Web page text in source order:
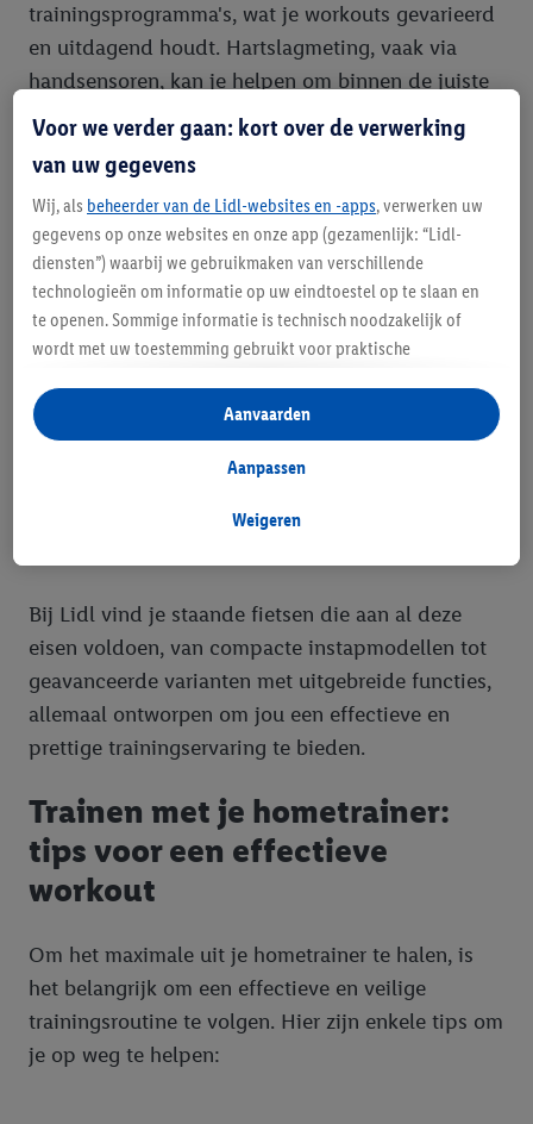
trainingsprogramma's, wat je workouts gevarieerd
en uitdagend houdt. Hartslagmeting, vaak via
handsensoren, kan je helpen om binnen de juiste
trainingszones te blijven.
Stabiliteit en bouwkwaliteit: Een stevige
constructie zorgt voor stabiliteit en veiligheid
tijdens het trainen, vooral bij hogere snelheden of
weerstand. Let op het maximale gebruikersgewicht
van de hometrainer om er zeker van te zijn dat
deze geschikt is voor jouw lichaamsgewicht.
Compactheid en opbergmogelijkheden: Als je
beperkte ruimte hebt, overweeg dan een
opvouwbare hometrainer. Deze zijn gemakkelijk
op te bergen na je training en nemen minder
Bij Lidl vind je staande fietsen die aan al deze
eisen voldoen, van compacte instapmodellen tot
geavanceerde varianten met uitgebreide functies,
allemaal ontworpen om jou een effectieve en
prettige trainingservaring te bieden.
Trainen met je hometrainer:
tips voor een effectieve
workout
Om het maximale uit je hometrainer te halen, is
het belangrijk om een effectieve en veilige
trainingsroutine te volgen. Hier zijn enkele tips om
je op weg te helpen:
Voor we verder gaan: kort over de verwerking
van uw gegevens
Wij, als beheerder van de Lidl-websites en -apps, verwerken uw
gegevens op onze websites en onze app (gezamenlijk: “Lidl-
diensten”) waarbij we gebruikmaken van verschillende
technologieën om informatie op uw eindtoestel op te slaan en
te openen. Sommige informatie is technisch noodzakelijk of
wordt met uw toestemming gebruikt voor praktische
reclame binnen en buiten de Lidl-diensten aan te bieden. Als u
deelneemt aan het Lidl Plus-programma, worden voor deze
doeleinden eveneens gegevens over uw koopgedrag in de
Als u hier uw toestemming geeft voor gepersonaliseerde
onze partner Criteo S.A. eveneens een speciale online
identificatiecode aanmaken op basis van het e-mailadres dat u
daarbij opgeeft, om u te herkennen bij diensten van derden en
om u gepersonaliseerde advertenties te tonen. Voor dit
doeleinde kan uw gehashte e-mailadres ook samengevoegd
worden met andere identificatiegegevens of
toegewezen werden.
Als u hiermee akkoord gaat, kunnen advertenties in het kader
van retargeting, d.w.z. advertenties voor producten waarin u
interesse hebt getoond (bijvoorbeeld door het product in de
kopen), ook op verschillende apparaten en verschillende Lidl-
diensten worden weergegeven als er met behulp van uw
gehashte e-mailadres en eventuele andere
identificatiegegevens/identificatiegegevens waarover Criteo
SA beschikt, meerdere eindapparaten of Lidl-diensten aan u
Weigeren
Aanpassen
Aanvaarden